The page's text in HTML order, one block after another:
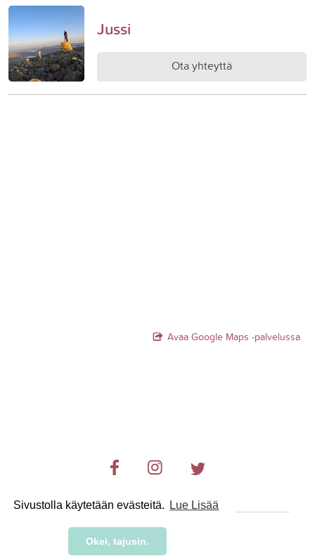
Sivustolla käytetään evästeitä. Lue Lisää
Okei, tajusin.
Jussi
Ota yhteyttä
Avaa Google Maps -palvelussa
© 2019-2024 RetkiRent .